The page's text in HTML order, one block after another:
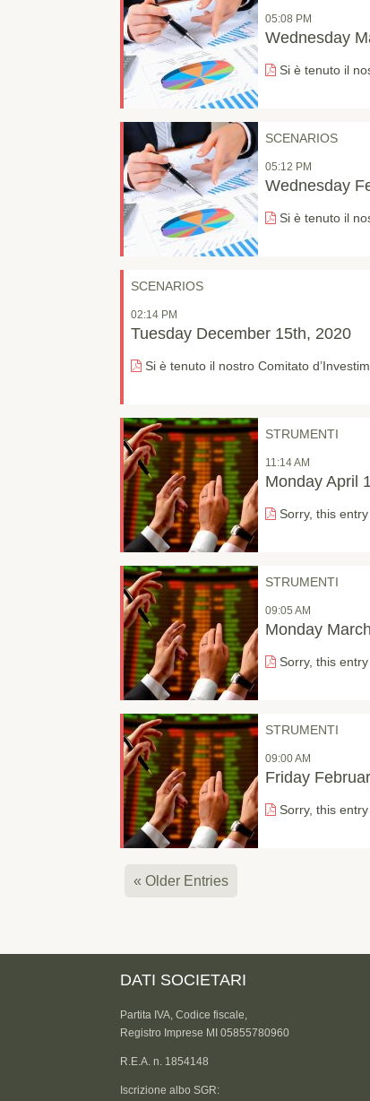
05:08 PM
Wednesday
Si è tenuto il
SCENARIOS
05:12 PM
Wednesday
Si è tenuto il
SCENARIOS
02:14 PM
Tuesday December 15th, 2020
Si è tenuto il nostro Comitato
STRUMENTI
11:14 AM
Monday April
Sorry, this
STRUMENTI
09:05 AM
Monday
Sorry, this
STRUMENTI
09:00 AM
Friday
Sorry, this
« Older Entries
DATI SOCIETARI
Partita IVA, Codice fiscale,
Registro Imprese MI 05855780960
R.E.A. n. 1854148
Iscrizione albo SGR: